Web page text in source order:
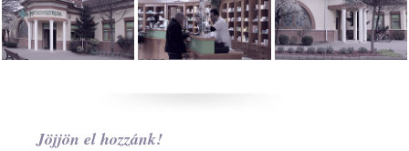
Jöjjön el hozzánk!